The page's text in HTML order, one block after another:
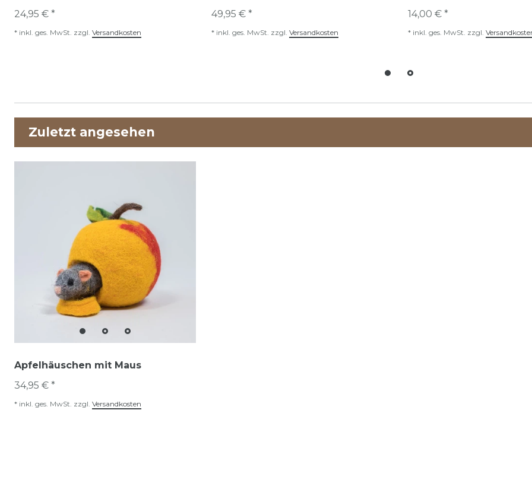
24,95 € *
* inkl. ges. MwSt. zzgl. Versandkosten
49,95 € *
* inkl. ges. MwSt. zzgl. Versandkosten
14,00 € *
* inkl. ges. MwSt. zzgl.
Zuletzt angesehen
Apfelhäuschen mit Maus
34,95 € *
* inkl. ges. MwSt. zzgl. Versandkosten